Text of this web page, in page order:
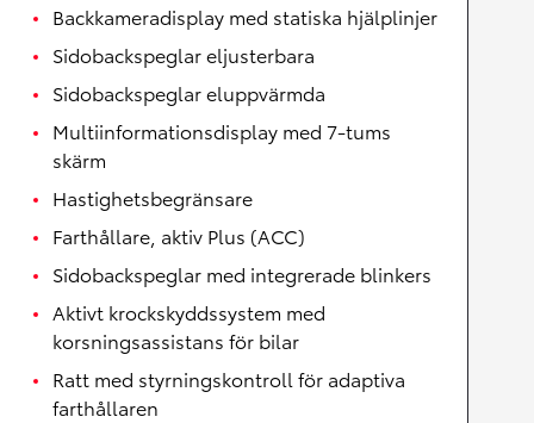
Backkameradisplay med statiska hjälplinjer
Sidobackspeglar eljusterbara
Sidobackspeglar eluppvärmda
Multiinformationsdisplay med 7-tums
skärm
Hastighetsbegränsare
Farthållare, aktiv Plus (ACC)
Sidobackspeglar med integrerade blinkers
Aktivt krockskyddssystem med
korsningsassistans för bilar
Ratt med styrningskontroll för adaptiva
farthållaren